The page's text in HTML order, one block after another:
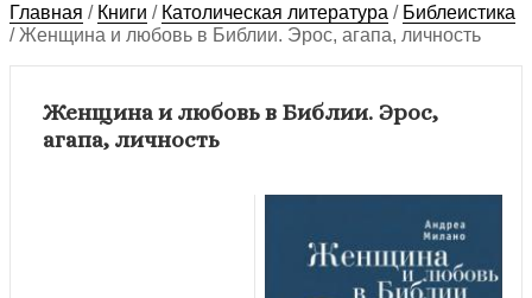
Главная / Книги / Католическая литература / Библеистика
/ Женщина и любовь в Библии. Эрос, агапа, личность
Женщина и любовь в Библии. Эрос,
агапа, личность